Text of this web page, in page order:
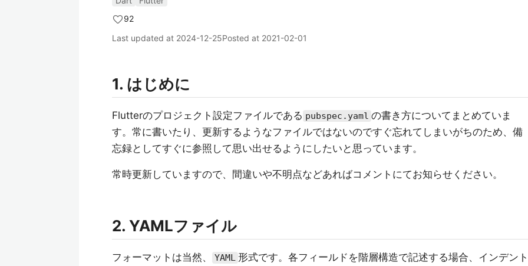
92
Last updated at 2024-12-25Posted at 2021-02-01
1. はじめに
Flutterのプロジェクト設定ファイルである pubspec.yaml の書き方についてまとめていま
す。常に書いたり、更新するようなファイルではないのですぐ忘れてしまいがちのため、備
忘録としてすぐに参照して思い出せるようにしたいと思っています。
常時更新していますので、間違いや不明点などあればコメントにてお知らせください。
2. YAMLファイル
フォーマットは当然、 YAML 形式です。各フィールドを階層構造で記述する場合、インデント